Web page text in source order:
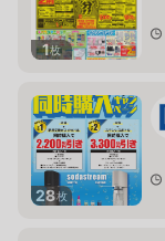
1枚
28枚